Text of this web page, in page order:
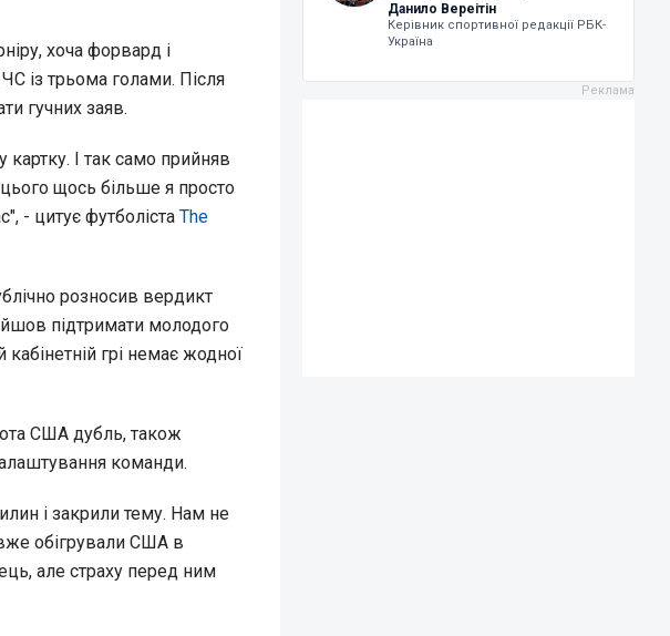
хоча форвард і
із трьома голами. Після
гучних заяв.
І так само прийняв
щось більше я просто
- цитує футболіста The
розносив вердикт
підтримати молодого
грі немає жодної
США дубль, також
команди.
і закрили тему. Нам не
обігрували США в
але страху перед ним
Данило Вереітін
Керівник спортивної редакції РБК-
Україна